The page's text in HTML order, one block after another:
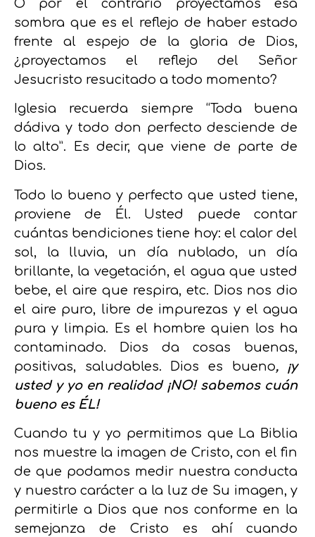
O por el contrario proyectamos esa
sombra que es el reflejo de haber estado
frente al espejo de la gloria de Dios,
¿proyectamos el reflejo del Señor
Jesucristo resucitado a todo momento?
Iglesia recuerda siempre “Toda buena
dádiva y todo don perfecto desciende de
lo alto”. Es decir, que viene de parte de
Dios.
Todo lo bueno y perfecto que usted tiene,
proviene de Él. Usted puede contar
cuántas bendiciones tiene hoy: el calor del
sol, la lluvia, un día nublado, un día
brillante, la vegetación, el agua que usted
bebe, el aire que respira, etc. Dios nos dio
el aire puro, libre de impurezas y el agua
pura y limpia. Es el hombre quien los ha
contaminado. Dios da cosas buenas,
positivas, saludables. Dios es bueno, ¡y
usted y yo en realidad ¡NO! sabemos cuán
bueno es ÉL!
Cuando tu y yo permitimos que La Biblia
nos muestre la imagen de Cristo, con el fin
de que podamos medir nuestra conducta
y nuestro carácter a la luz de Su imagen, y
permitirle a Dios que nos conforme en la
semejanza de Cristo es ahí cuando